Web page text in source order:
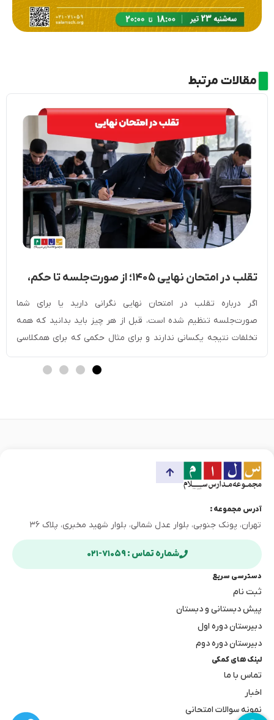
مقالات مرتبط
تقلب در امتحان نهایی ۱۴۰۵؛ از صورت‌جلسه تا حکم،
مجازات و دفاعیه
اگر درباره تقلب در امتحان نهایی نگرانی دارید یا برای شما
صورت‌جلسه تنظیم شده است، قبل از هر چیز باید بدانید که همه
تخلفات نتیجه یکسانی ندارند و برای مثال حکمی که برای همکلاسی
دیگرتان داده شده، ممکن است با حکم شما متفاوت باشد. نوع رفتار،
شواهد موجود، نظر مراقبان و رأی مرجع رسیدگی همگی […]
آدرس مجموعه :
تهران، پونک جنوبی، بلوار عدل شمالی، بلوار شهید مخبری، پلاک ۳۶
شماره تماس : ۷۱۰۵۹-۰۲۱
دسترسی سریع
ثبت نام
پیش دبستانی و دبستان
دبیرستان دوره اول
دبیرستان دوره دوم
لینک های کمکی
تماس با ما
اخبار
نمونه سوالات امتحانی